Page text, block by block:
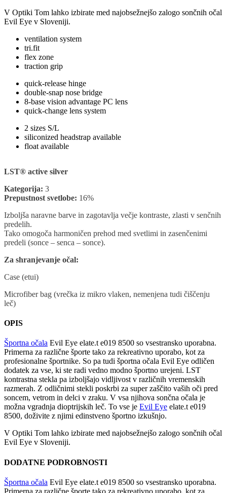
V Optiki Tom lahko izbirate med najobsežnejšo zalogo sončnih očal
Evil Eye v Sloveniji.
ventilation system
tri.fit
flex zone
traction grip
quick-release hinge
double-snap nose bridge
8-base vision advantage PC lens
quick-change lens system
2 sizes S/L
siliconized headstrap available
float available
LST® active silver
Kategorija: 3
Prepustnost svetlobe: 16%
Izboljša naravne barve in zagotavlja večje kontraste, zlasti v senčnih
predelih.
Tako omogoča harmoničen prehod med svetlimi in zasenčenimi
predeli (sonce – senca – sonce).
Za shranjevanje očal:
Case (etui)
Microfiber bag (vrečka iz mikro vlaken, nemenjena tudi čiščenju
leč)
OPIS
Športna očala Evil Eye elate.t e019 8500 so vsestransko uporabna.
Primerna za različne športe tako za rekreativno uporabo, kot za
profesionalne športnike. So pa tudi športna očala Evil Eye odličen
dodatek za vse, ki ste radi vedno modno športno urejeni. LST
kontrastna stekla pa izboljšajo vidljivost v različnih vremenskih
razmerah. Z odličnimi stekli poskrbi za super zaščito vaših oči pred
soncem, vetrom in delci v zraku. V vsa njihova sončna očala je
možna vgradnja dioptrijskih leč. To vse je Evil Eye elate.t e019
8500, doživite z njimi edinstveno športno izkušnjo.
V Optiki Tom lahko izbirate med najobsežnejšo zalogo sončnih očal
Evil Eye v Sloveniji.
DODATNE PODROBNOSTI
Športna očala Evil Eye elate.t e019 8500 so vsestransko uporabna.
Primerna za različne športe tako za rekreativno uporabo, kot za